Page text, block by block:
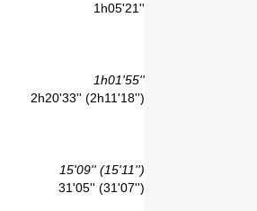
1h05'21''
1h01'55''
2h20'33'' (2h11'18'')
15'09'' (15'11'')
31'05'' (31'07'')